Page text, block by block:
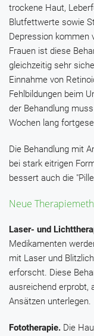
trockene Haut,
Blutfettwerte sowie
Depression kommen
Frauen ist diese
gleichzeitig sehr
Einnahme von
Fehlbildungen beim
der Behandlung
Wochen lang
Die Behandlung mit
bei stark eitrigen
bessert auch die
Neue
Laser- und
Medikamenten
mit Laser und
erforscht. Diese
ausreichend erprobt,
Ansätzen unterlegen.
Fototherapie. Die